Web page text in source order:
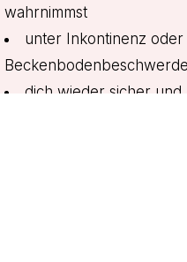
wahrnimmst
unter Inkontinenz oder
dich wieder sicher und